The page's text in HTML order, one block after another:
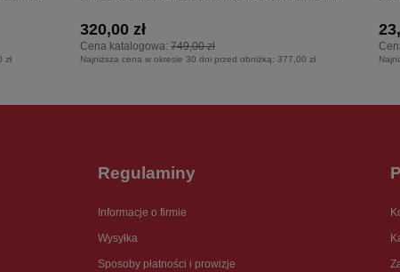
zł
Cena katalogowa: 749,00 zł
320,00 zł
Najniższa cena w okresie 30 dni przed obniżką: 377,00 zł
Regulaminy
Informacje o firmie
Wysyłka
Sposoby płatności i prowizje